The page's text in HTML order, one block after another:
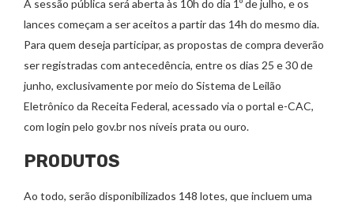
A sessão pública será aberta às 10h do dia 1º de julho, e os
lances começam a ser aceitos a partir das 14h do mesmo dia.
Para quem deseja participar, as propostas de compra deverão
ser registradas com antecedência, entre os dias 25 e 30 de
junho, exclusivamente por meio do Sistema de Leilão
Eletrônico da Receita Federal, acessado via o portal e-CAC,
com login pelo gov.br nos níveis prata ou ouro.
PRODUTOS
Ao todo, serão disponibilizados 148 lotes, que incluem uma